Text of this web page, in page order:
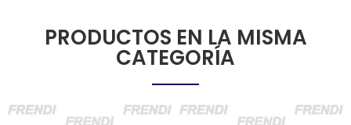
PRODUCTOS EN LA MISMA
CATEGORÍA